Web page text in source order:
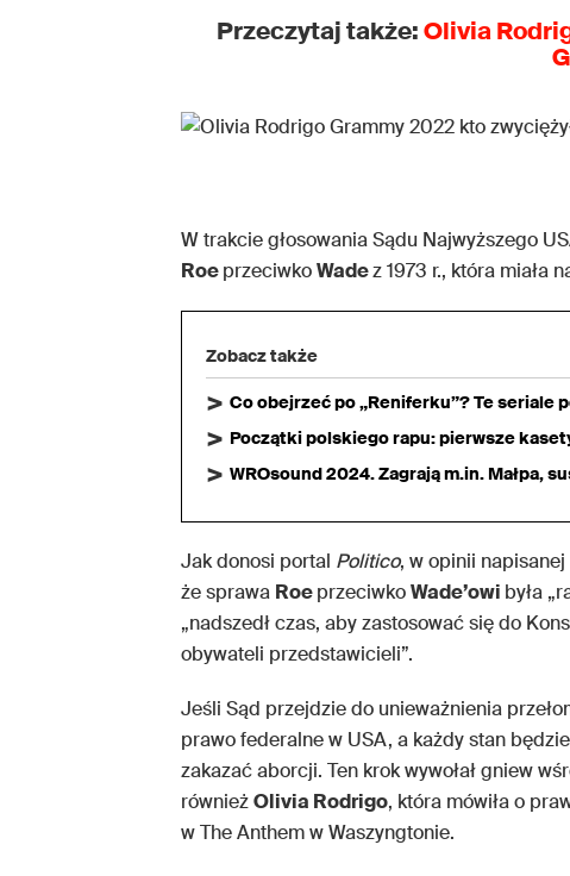
Przeczytaj także:Olivia
W trakcie głosowania Sądu Najwyższego
RoeprzeciwkoWadez 1973 r., która miała
Zobacz także
Co obejrzeć po „Reniferku”? Te seriale
Początki polskiego rapu: pierwsze
WROsound 2024. Zagrają m.in. Małpa,
Jak donosi portal Politico, w opinii
że sprawa RoeprzeciwkoWade’owi była
„nadszedł czas, aby zastosować się do
obywateli przedstawicieli”.
Jeśli Sąd przejdzie do unieważnienia
prawo federalne w USA, a każdy stan
zakazać aborcji. Ten krok wywołał gniew
równieżOlivia Rodrigo, która mówiła o
w The Anthem w Waszyngtonie.